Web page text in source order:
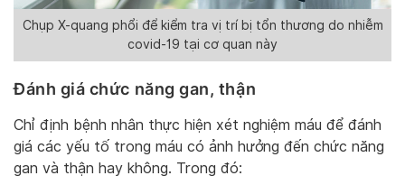
Chụp X-quang phổi để kiểm tra vị trí bị tổn thương do nhiễm
covid-19 tại cơ quan này
Đánh giá chức năng gan, thận
Chỉ định bệnh nhân thực hiện xét nghiệm máu để đánh
giá các yếu tố trong máu có ảnh hưởng đến chức năng
gan và thận hay không. Trong đó: